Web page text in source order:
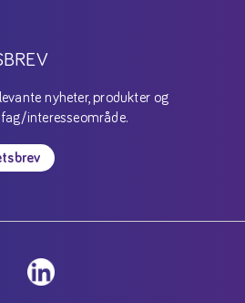
nyheter, produkter og
interesseområde.